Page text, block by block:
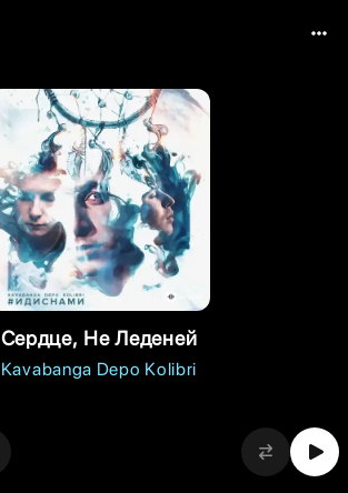
Сердце, Не Леденей
Kavabanga Depo Kolibri